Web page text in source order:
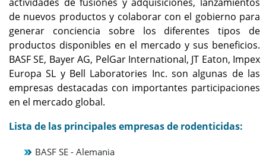
de nuevos productos y colaborar con el gobierno para
generar conciencia sobre los diferentes tipos de
productos disponibles en el mercado y sus beneficios.
BASF SE, Bayer AG, PelGar International, JT Eaton, Impex
Europa SL y Bell Laboratories Inc. son algunas de las
empresas destacadas con importantes participaciones
en el mercado global.
Lista de las principales empresas de rodenticidas:
BASF SE - Alemania